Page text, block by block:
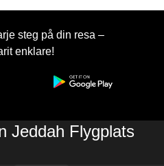
steg på din resa –
enklare!
Jeddah Flygplats